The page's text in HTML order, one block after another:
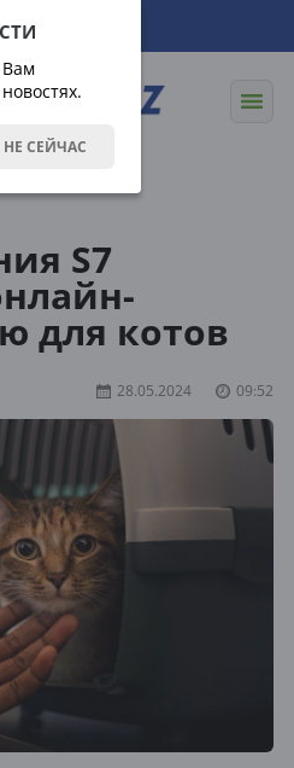
Вам
НЕ СЕЙЧАС
S7
для котов
28.05.2024 09:52